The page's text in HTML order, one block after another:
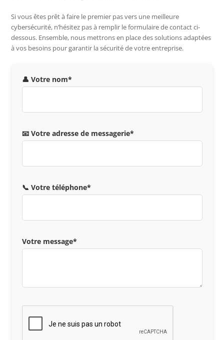
Si vous êtes prêt à faire le premier pas vers une meilleure
cybersécurité, n’hésitez pas à remplir le formulaire de contact ci-
dessous. Ensemble, nous mettrons en place des solutions adaptées
à vos besoins pour garantir la sécurité de votre entreprise.
👤 Votre nom*
📧 Votre adresse de messagerie*
📞 Votre téléphone*
Votre message*